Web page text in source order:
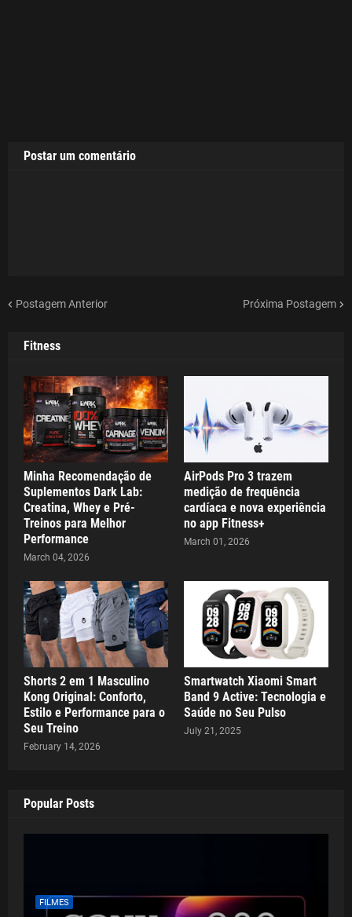
Postar um comentário
Postagem Anterior Próxima Postagem
Fitness
Minha Recomendação de
Suplementos Dark Lab:
Creatina, Whey e Pré-
Treinos para Melhor
Performance
March 04, 2026
AirPods Pro 3 trazem
medição de frequência
cardíaca e nova experiência
no app Fitness+
March 01, 2026
Shorts 2 em 1 Masculino
Kong Original: Conforto,
Estilo e Performance para o
Seu Treino
February 14, 2026
Smartwatch Xiaomi Smart
Band 9 Active: Tecnologia e
Saúde no Seu Pulso
July 21, 2025
Popular Posts
FILMES